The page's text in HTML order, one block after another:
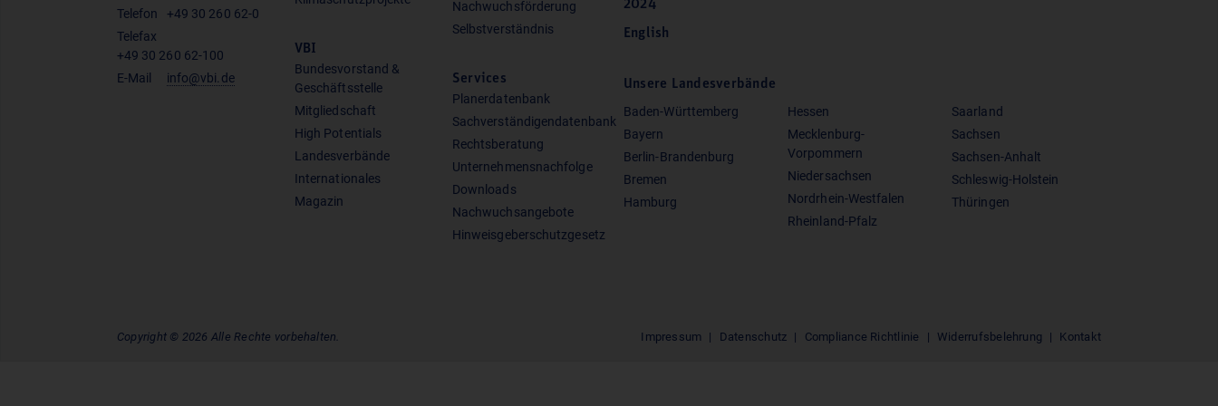
Telefon
+49 30 260 62-0
Telefax
+49 30 260 62-100
E-Mail
info@vbi.de
VBI
Bundesvorstand &
Geschäftsstelle
Mitgliedschaft
High Potentials
Landesverbände
Internationales
Magazin
Nachwuchsförderung
Selbstverständnis
Services
Planerdatenbank
Sachverständigendatenbank
Rechtsberatung
Unternehmensnachfolge
Downloads
Nachwuchsangebote
Hinweisgeberschutzgesetz
2024
English
Unsere Landesverbände
Baden-Württemberg
Bayern
Berlin-Brandenburg
Bremen
Hamburg
Hessen
Mecklenburg-
Vorpommern
Niedersachsen
Nordrhein-Westfalen
Rheinland-Pfalz
Saarland
Sachsen
Sachsen-Anhalt
Schleswig-Holstein
Thüringen
Copyright © 2026 Alle Rechte vorbehalten. Impressum Datenschutz Compliance Richtlinie Widerrufsbelehrung Kontakt